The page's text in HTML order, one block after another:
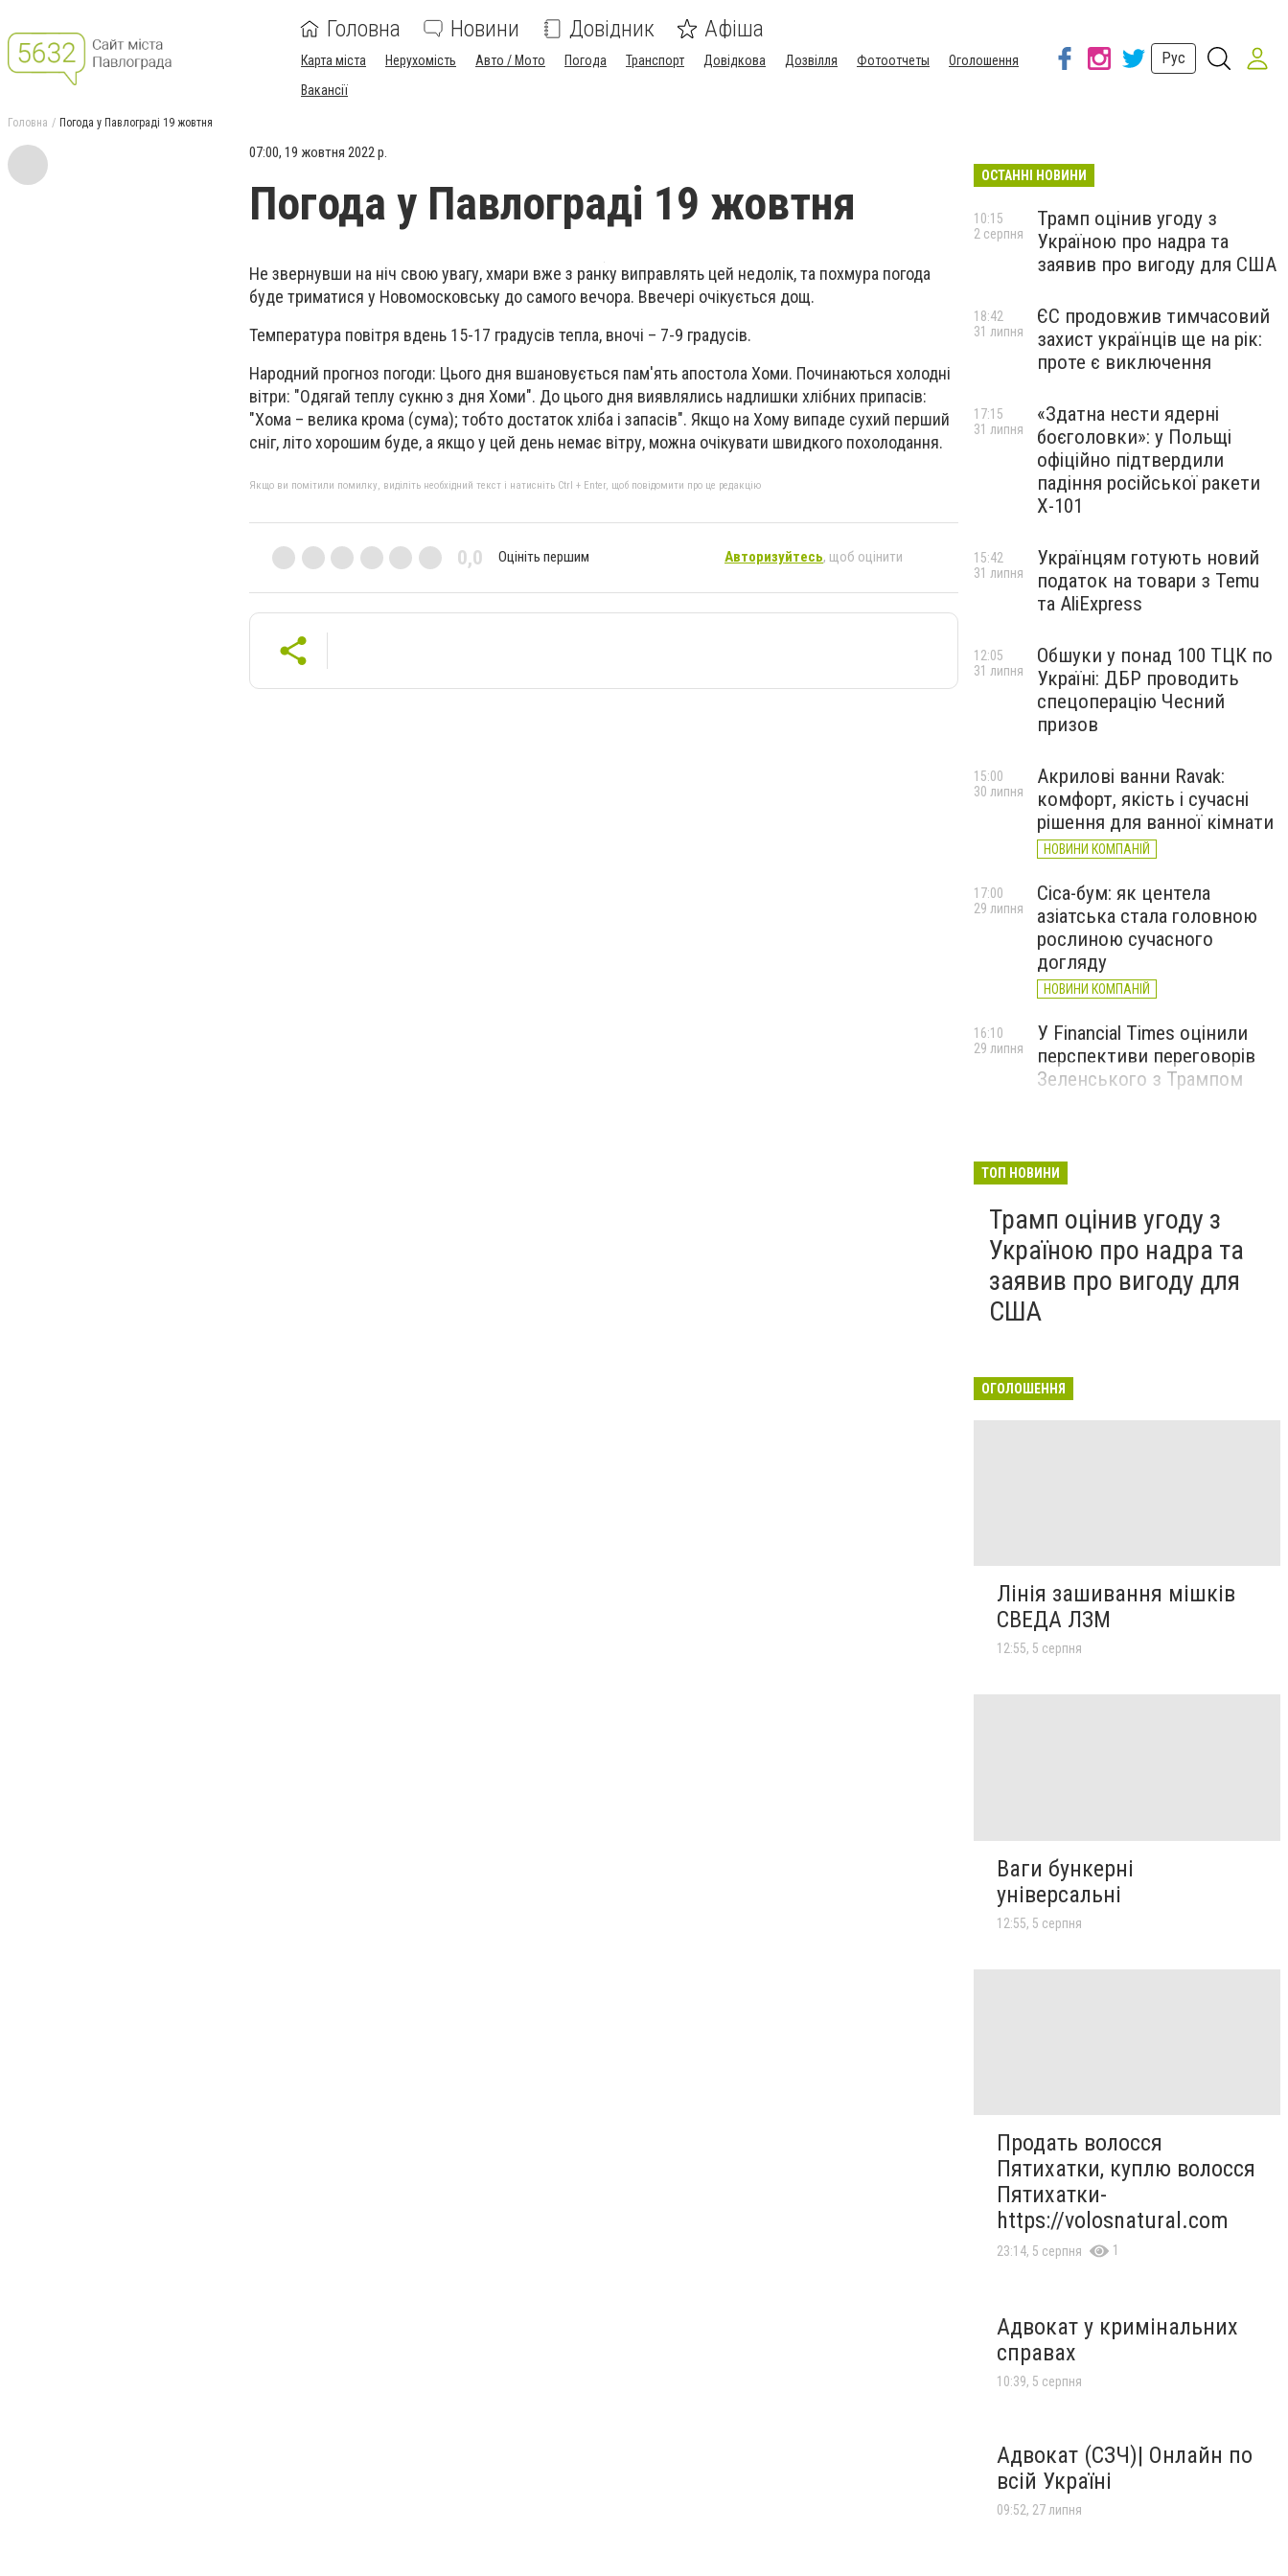
Головна Новини Довідник Афіша
Карта міста Нерухомість Авто / Мото Погода Транспорт Довідкова Дозвілля Фотоотчеты
Оголошення
Вакансії
Рус
Головна Погода у Павлограді 19 жовтня
07:00, 19 жовтня 2022 р.
Погода у Павлограді 19 жовтня
Не звернувши на ніч свою увагу, хмари вже з ранку виправлять цей недолік, та похмура погода
буде триматися у Новомосковську до самого вечора. Ввечері очікується дощ.
Температура повітря вдень 15-17 градусів тепла, вночі – 7-9 градусів.
Народний прогноз погоди: Цього дня вшановується пам'ять апостола Хоми. Починаються холодні
вітри: "Одягай теплу сукню з дня Хоми". До цього дня виявлялись надлишки хлібних припасів:
"Хома – велика крома (сума); тобто достаток хліба і запасів". Якщо на Хому випаде сухий перший
сніг, літо хорошим буде, а якщо у цей день немає вітру, можна очікувати швидкого похолодання.
Якщо ви помітили помилку, виділіть необхідний текст і натисніть Ctrl + Enter, щоб повідомити про це редакцію
0,0 Оцініть першим Авторизуйтесь, щоб оцінити
ОСТАННІ НОВИНИ
Трамп оцінив угоду з
Україною про надра та
заявив про вигоду для США
10:15
2 серпня
ЄС продовжив тимчасовий
захист українців ще на рік:
проте є виключення
18:42
31 липня
«Здатна нести ядерні
боєголовки»: у Польщі
офіційно підтвердили
падіння російської ракети
Х-101
17:15
31 липня
Українцям готують новий
податок на товари з Temu
та AliExpress
15:42
31 липня
Обшуки у понад 100 ТЦК по
Україні: ДБР проводить
спецоперацію Чесний
призов
12:05
31 липня
Акрилові ванни Ravak:
комфорт, якість і сучасні
рішення для ванної кімнати
НОВИНИ КОМПАНІЙ
15:00
30 липня
Cica-бум: як центела
азіатська стала головною
рослиною сучасного
догляду
НОВИНИ КОМПАНІЙ
17:00
29 липня
У Financial Times оцінили
перспективи переговорів
Зеленського з Трампом
16:10
29 липня
ТОП НОВИНИ
Трамп оцінив угоду з
Україною про надра та
заявив про вигоду для
США
ОГОЛОШЕННЯ
Лінія зашивання мішків
СВЕДА ЛЗМ
12:55, 5 серпня
Ваги бункерні
універсальні
12:55, 5 серпня
Продать волосся
Пятихатки, куплю волосся
Пятихатки-
https://volosnatural.com
23:14, 5 серпня 1
Адвокат у кримінальних
справах
10:39, 5 серпня
Адвокат (СЗЧ)| Онлайн по
всій Україні
09:52, 27 липня